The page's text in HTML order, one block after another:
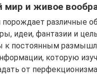
мир и живое
различные
идеи, фантазии и
к постоянным
которую
от